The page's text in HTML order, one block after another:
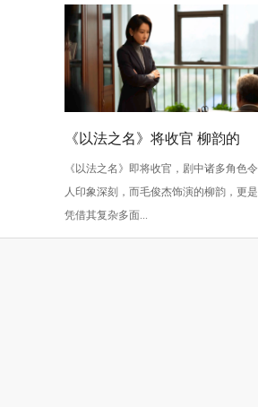
《以法之名》将收官 柳韵的
“蠢” 让毛俊杰重回巅峰
《以法之名》即将收官，剧中诸多角色令
人印象深刻，而毛俊杰饰演的柳韵，更是
凭借其复杂多面...